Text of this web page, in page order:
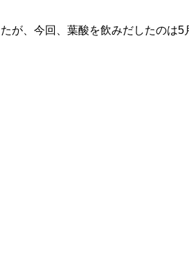
が、今回、葉酸を飲みだしたのは5